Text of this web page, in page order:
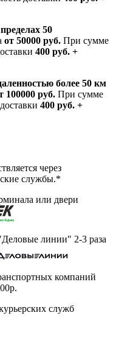
50
от 50000 руб. При сумме
400 руб. +
более 50 км
100000 руб. При сумме
400 руб. +
через
службы.*
или двери
линии" 2-3 раза
компаний
служб